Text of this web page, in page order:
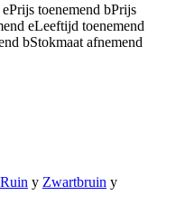
ePrijs toenemend bPrijs
eLeeftijd toenemend
bStokmaat afnemend
Ruin y Zwartbruin y